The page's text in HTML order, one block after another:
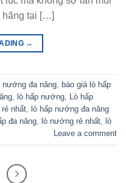
hãng tại […]
→
nướng đa năng
báo giá lò hấp
lò hấp nướng
Lò hấp
nhất
lò hấp nướng đa năng
đa năng lò nướng rẻ nhất
lò
Leave a comment